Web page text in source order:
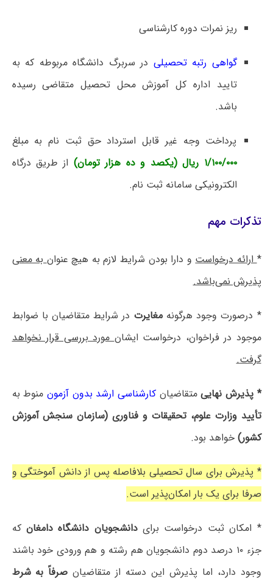
ریز نمرات دوره کارشناسی
گواهی رتبه تحصیلی در سربرگ دانشگاه مربوطه که به
تایید اداره کل آموزش محل تحصیل متقاضی رسیده
باشد.
پرداخت وجه غیر قابل استرداد حق ثبت نام به مبلغ
۱/۱۰۰/۰۰۰ ریال (یکصد و ده هزار تومان)
از طریق درگاه
الکترونیکی سامانه ثبت نام.
تذکرات مهم
*ارائه درخواستو دارا بودن شرایط لازم به هیچ عنوانبه معنی
پذیرش نمی‌باشد.
* درصورت وجود هرگونهمغایرت در شرایط متقاضیان با ضوابط
موجود در فراخوان، درخواست ایشانمورد بررسی قرار نخواهد
گرفت.
* پذیرش نهاییمتقاضیانکارشناسی ارشد بدون آزمون منوط به
تأیید وزارت علوم، تحقیقات و فناوری (سازمان سنجش آموزش
کشور) خواهد بود.
* پذیرش برای سال تحصیلی بلافاصله پس از دانش آموختگی و
صرفا برای یک بار امکان‌پذیر است.
* امکان ثبت درخواست برای دانشجویان دانشگاه دامغان که
جزء ۱۰ درصد دوم دانشجویان هم رشته و هم ورودی خود باشند
وجود دارد، اما پذیرش این دسته از متقاضیان صرفاً به شرط